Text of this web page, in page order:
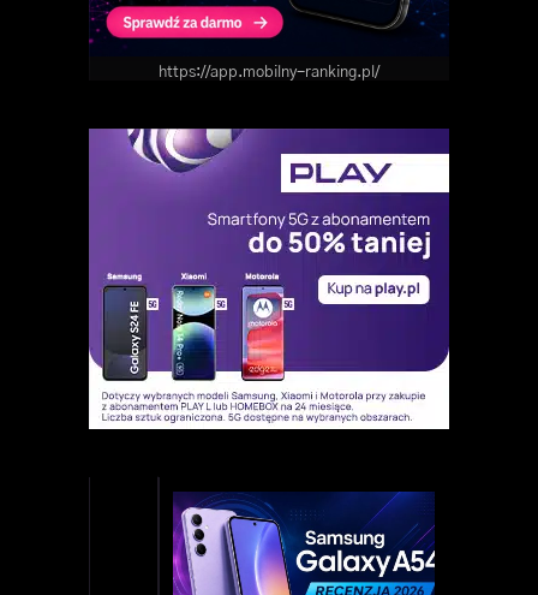
https://app.mobilny-ranking.pl/